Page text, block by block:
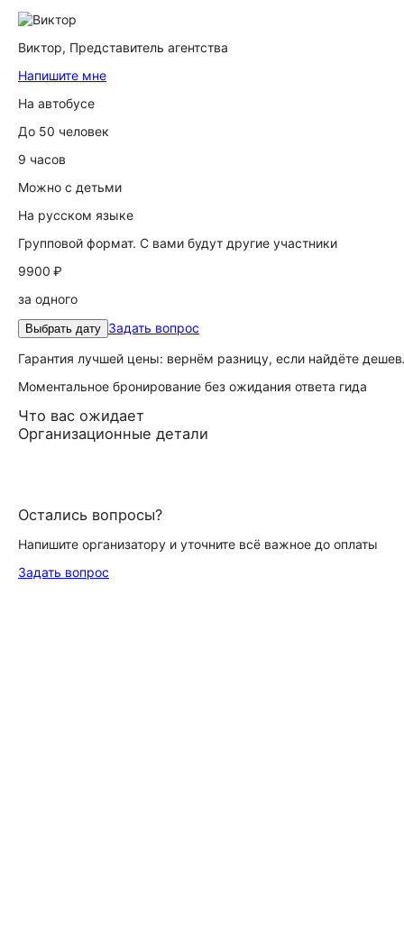
Виктор, Представитель агентства
Напишите мне
На автобусе
До 50 человек
9 часов
Можно с детьми
На русском языке
Групповой формат. С вами будут другие участники
9900 ₽
за одного
Выбрать дату Задать вопрос
Гарантия лучшей цены: вернём разницу, если найдёте
Моментальное бронирование без ожидания ответа гида
Что вас ожидает
Организационные детали
Остались вопросы?
Напишите организатору и уточните всё важное до оплаты
Задать вопрос